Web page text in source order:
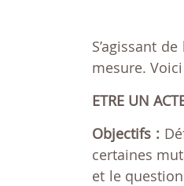
S’agissant
mesure.
ETRE UN
Objectifs :
certaines
et le